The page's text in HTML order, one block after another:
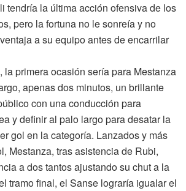
tendría la última acción ofensiva de los
pero la fortuna no le sonreía y no
a su equipo antes de encarrilar
la primera ocasión sería para Mestanza
apenas dos minutos, un brillante
con una conducción para
y definir al palo largo para desatar la
gol en la categoría. Lanzados y más
Mestanza, tras asistencia de Rubi,
a dos tantos ajustando su chut a la
tramo final, el Sanse lograría igualar el